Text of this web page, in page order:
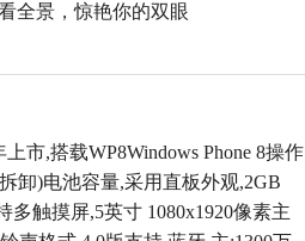
全景，惊艳你的双眼
市,搭载WP8Windows Phone 8操作
卸)电池容量,采用直板外观,2GB
触摸屏,5英寸 1080x1920像素主